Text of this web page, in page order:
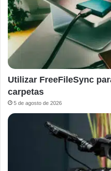
Utilizar FreeFileSync
carpetas
5 de agosto de 2026